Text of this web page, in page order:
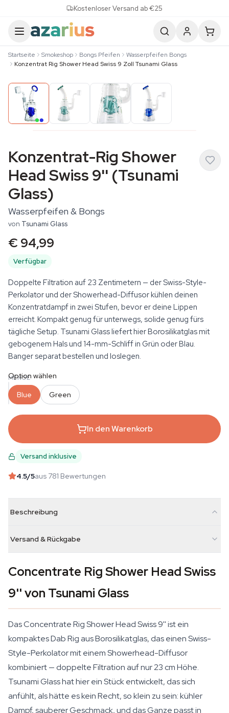
Kostenloser Versand ab €25
Startseite Smokeshop Bongs Pfeifen
Wasserpfeifen Bongs
Konzentrat Rig Shower Head Swiss 9 Zoll Tsunami Glass
Konzentrat-Rig Shower
Head Swiss 9'' (Tsunami
Glass)
Wasserpfeifen & Bongs
von Tsunami Glass
€ 94,99
Verfügbar
Doppelte Filtration auf 23 Zentimetern — der Swiss-Style-
Perkolator und der Showerhead-Diffusor kühlen deinen
Konzentratdampf in zwei Stufen, bevor er deine Lippen
erreicht. Kompakt genug für unterwegs, solide genug fürs
tägliche Setup. Tsunami Glass liefert hier Borosilikatglas mit
gebogenem Hals und 14-mm-Schliff in Grün oder Blau.
Banger separat bestellen und loslegen.
MENGE
Option wählen
Blue Green
In den Warenkorb
Versand inklusive
4.5/5aus 781 Bewertungen
Beschreibung
Versand & Rückgabe
Concentrate Rig Shower Head Swiss
9'' von Tsunami Glass
Das Concentrate Rig Shower Head Swiss 9'' ist ein
kompaktes Dab Rig aus Borosilikatglas, das einen Swiss-
Style-Perkolator mit einem Showerhead-Diffusor
kombiniert — doppelte Filtration auf nur 23 cm Höhe.
Tsunami Glass hat hier ein Stück entwickelt, das sich
anfühlt, als hätte es kein Recht, so klein zu sein: kühler
Dampf, sauberer Geschmack, und das Ganze passt in